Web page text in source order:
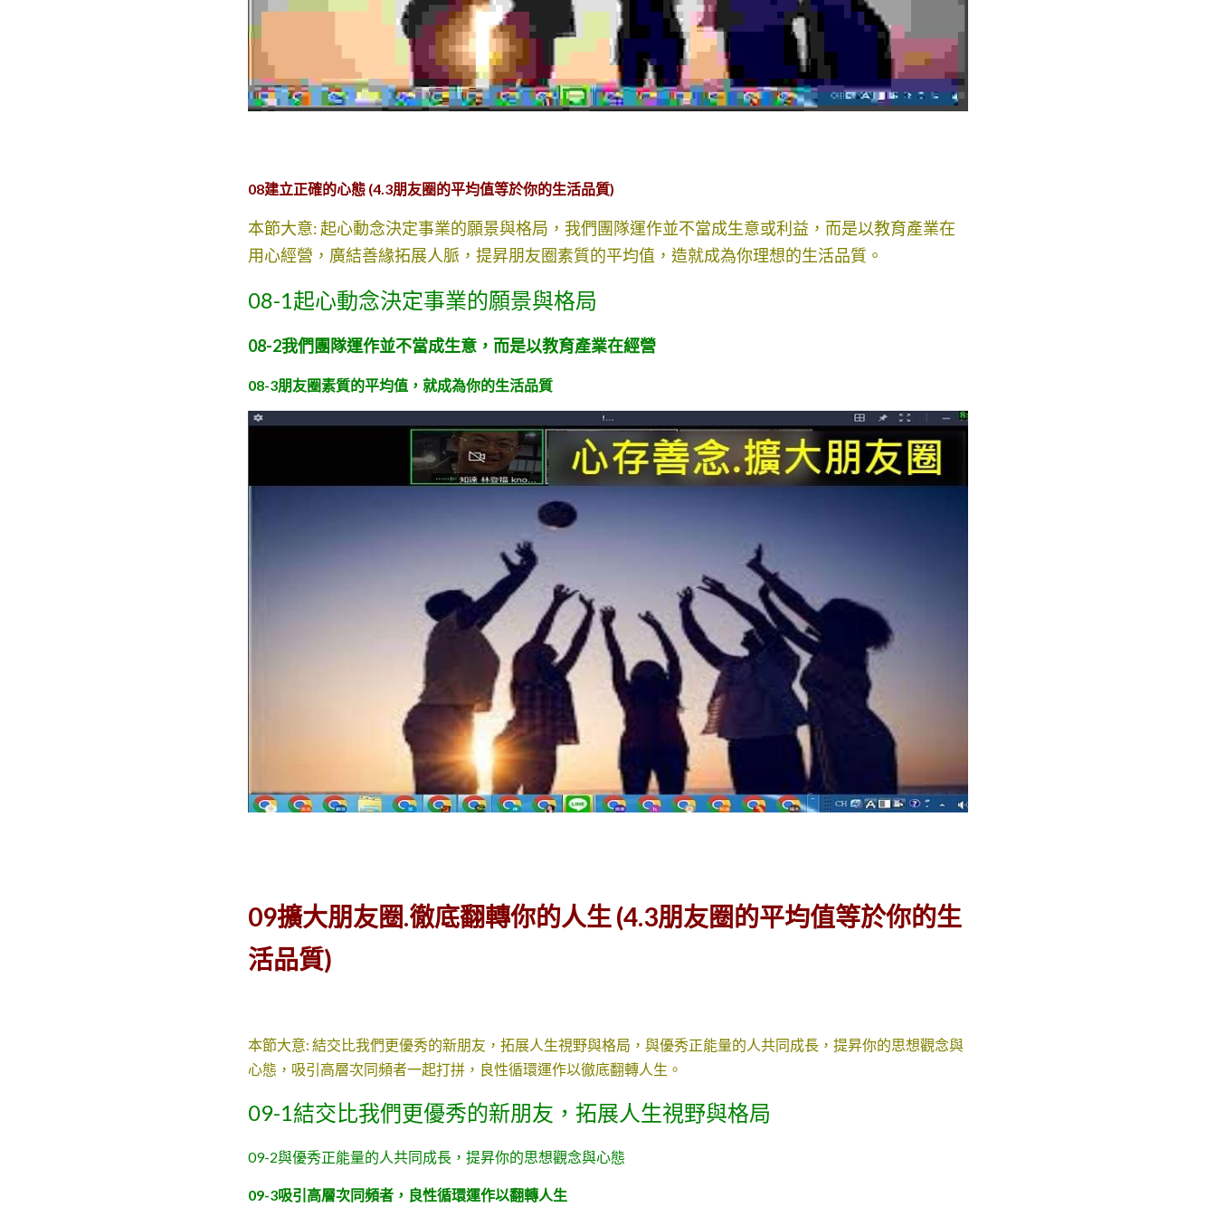
08建立正確的心態 (4.3朋友圈的平均值等於你的生活品質)
本節大意: 起心動念決定事業的願景與格局，我們團隊運作並不當成生意或利益，而是以教育產業在
用心經營，廣結善緣拓展人脈，提昇朋友圈素質的平均值，造就成為你理想的生活品質。
08-1起心動念決定事業的願景與格局
08-2我們團隊運作並不當成生意，而是以教育產業在經營
08-3朋友圈素質的平均值，就成為你的生活品質
09擴大朋友圈.徹底翻轉你的人生 (4.3朋友圈的平均值等於你的生
活品質)
本節大意: 結交比我們更優秀的新朋友，拓展人生視野與格局，與優秀正能量的人共同成長，提昇你的思想觀念與
心態，吸引高層次同頻者一起打拼，良性循環運作以徹底翻轉人生。
09-1結交比我們更優秀的新朋友，拓展人生視野與格局
09-2與優秀正能量的人共同成長，提昇你的思想觀念與心態
09-3吸引高層次同頻者，良性循環運作以翻轉人生